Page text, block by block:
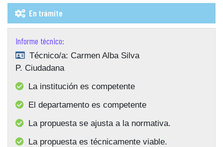
En trámite
Informe técnico:
Técnico/a: Carmen Alba Silva
P. Ciudadana
La institución es competente
El departamento es competente
La propuesta se ajusta a la normativa.
La propuesta es técnicamente viable.